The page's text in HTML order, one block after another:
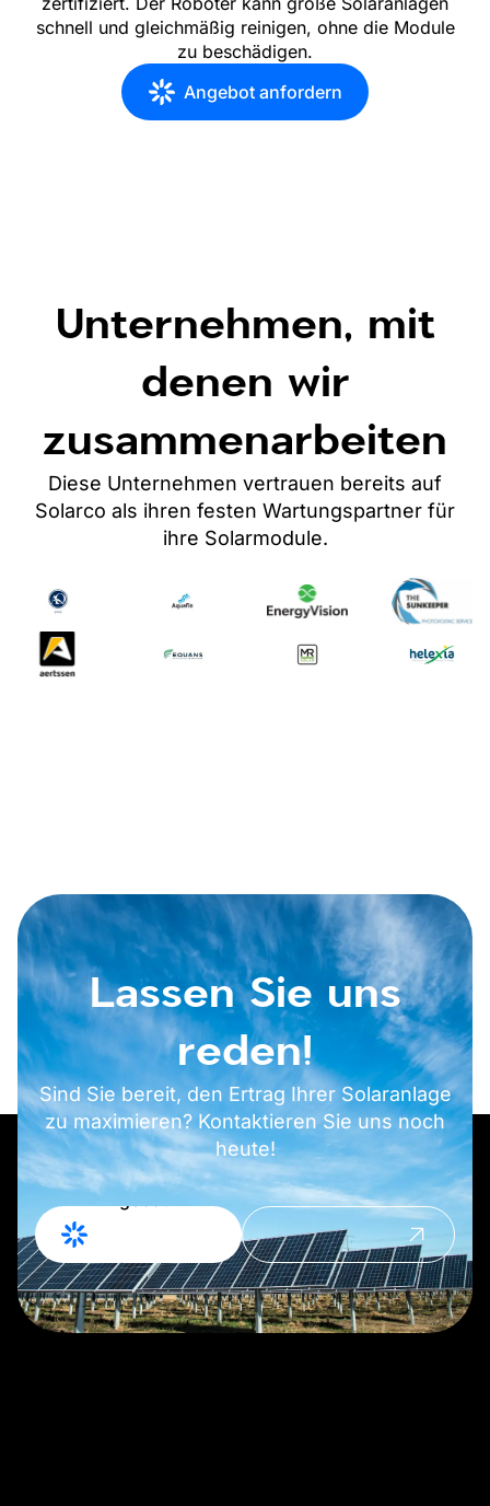
schnell und gleichmäßig reinigen, ohne die Module
zu beschädigen.
Angebot anfordern
Unternehmen, mit
denen wir
zusammenarbeiten
Diese Unternehmen vertrauen bereits auf
Solarco als ihren festen Wartungspartner für
ihre Solarmodule.
Lassen Sie uns
reden!
Sind Sie bereit, den Ertrag Ihrer Solaranlage
zu maximieren? Kontaktieren Sie uns noch
heute!
Angebot
anfordern
Kontakt
aufnehmen